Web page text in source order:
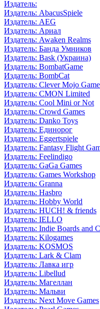
Издатель:
Издатель: AbacusSpiele
Издатель: AEG
Издатель: Ариал
Издатель: Awaken Realms
Издатель: Банда Умников
Издатель: Bask (Украина)
Издатель: BombatGame
Издатель: BombCat
Издатель: Clever Mojo
Издатель: CMON Limited
Издатель: Cool Mini or Not
Издатель: Crowd Games
Издатель: Danko Toys
Издатель: Единорог
Издатель: Eggertspiele
Издатель: Fantasy Flight
Издатель: Feelindigo
Издатель: GaGa Games
Издатель: Games Workshop
Издатель: Granna
Издатель: Hasbro
Издатель: Hobby World
Издатель: HUCH! & friends
Издатель: IELLO
Издатель: Indie Boards and
Издатель: Kilogames
Издатель: KOSMOS
Издатель: Lark & Clam
Издатель: Лавка игр
Издатель: Libellud
Издатель: Магеллан
Издатель: Мальви
Издатель: Next Move Games